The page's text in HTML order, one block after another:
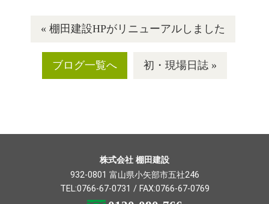
« 棚田建設HPがリニューアルしました
ブログ一覧へ 初・現場日誌 »
株式会社 棚田建設
932-0801 富山県小矢部市五社246
TEL:0766-67-0731 / FAX:0766-67-0769